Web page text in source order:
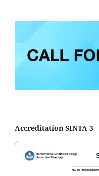
Accreditation SINTA 3